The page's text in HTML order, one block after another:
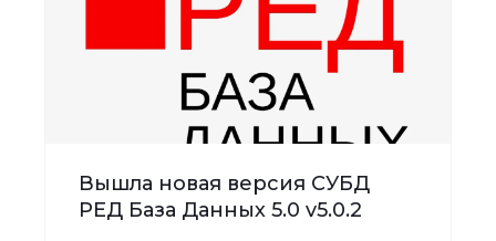
Вышла новая версия СУБД
РЕД База Данных 5.0 v5.0.2